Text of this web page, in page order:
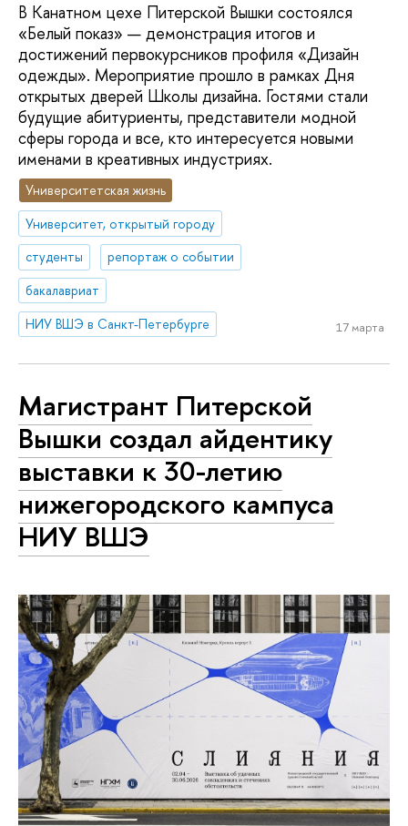
В Канатном цехе Питерской Вышки состоялся
«Белый показ» — демонстрация итогов и
достижений первокурсников профиля «Дизайн
одежды». Мероприятие прошло в рамках Дня
открытых дверей Школы дизайна. Гостями стали
будущие абитуриенты, представители модной
сферы города и все, кто интересуется новыми
именами в креативных индустриях.
Университетская жизнь
Университет, открытый городу
студенты
репортаж о событии
бакалавриат
НИУ ВШЭ в Санкт-Петербурге
17 марта
Магистрант Питерской
Вышки создал айдентику
выставки к 30-летию
нижегородского кампуса
НИУ ВШЭ